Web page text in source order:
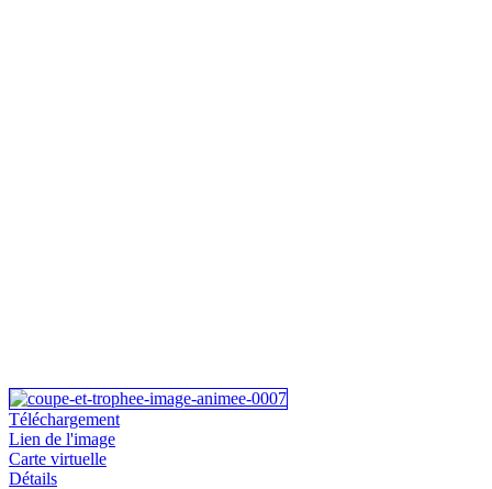
Téléchargement
Lien de l'image
Carte virtuelle
Détails